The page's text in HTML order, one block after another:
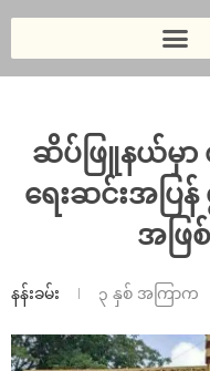
ဆိပ်ဖြူနယ်မှာ
ရေးဆင်းအပြ
အဖြ
နန်းခမ်း ၃ နှစ် အကြာက